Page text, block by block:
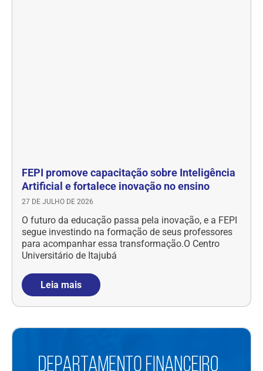
FEPI promove capacitação sobre Inteligência
Artificial e fortalece inovação no ensino
27 DE JULHO DE 2026
O futuro da educação passa pela inovação, e a FEPI
segue investindo na formação de seus professores
para acompanhar essa transformação.O Centro
Universitário de Itajubá
Leia mais